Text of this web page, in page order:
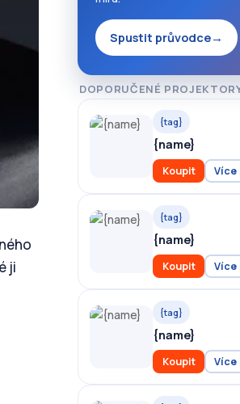
ji
Spustit průvodce→
DOPORUČENÉ
{tag}
{name}
Koupit Více
{tag}
{name}
Koupit Více
{tag}
{name}
Koupit Více